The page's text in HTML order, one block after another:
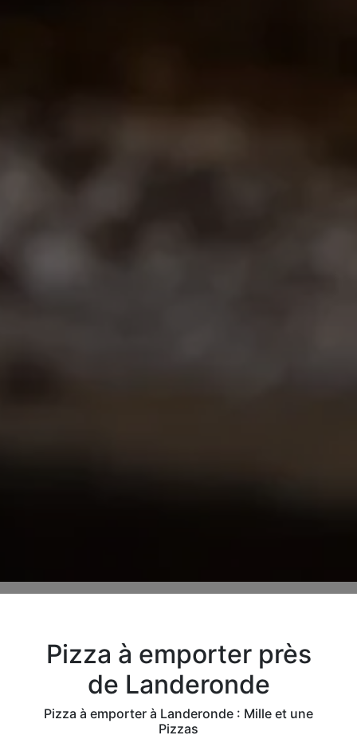
Pizza à emporter près
de Landeronde
Pizza à emporter à Landeronde : Mille et une
Pizzas